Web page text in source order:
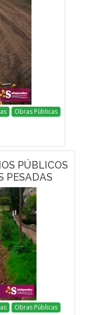
Obras Públicas
PÚBLICOS
PESADAS
Obras Públicas